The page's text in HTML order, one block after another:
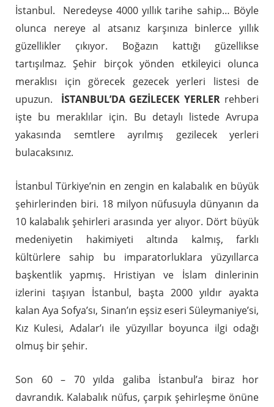
İstanbul. Neredeyse 4000 yıllık tarihe sahip… Böyle
olunca nereye al atsanız karşınıza binlerce yıllık
güzellikler çıkıyor. Boğazın kattığı güzellikse
tartışılmaz. Şehir birçok yönden etkileyici olunca
meraklısı için görecek gezecek yerleri listesi de
upuzun. İSTANBUL’DA GEZİLECEK YERLER rehberi
işte bu meraklılar için. Bu detaylı listede Avrupa
yakasında semtlere ayrılmış gezilecek yerleri
bulacaksınız.
İstanbul Türkiye’nin en zengin en kalabalık en büyük
şehirlerinden biri. 18 milyon nüfusuyla dünyanın da
10 kalabalık şehirleri arasında yer alıyor. Dört büyük
medeniyetin hakimiyeti altında kalmış, farklı
kültürlere sahip bu imparatorluklara yüzyıllarca
başkentlik yapmış. Hristiyan ve İslam dinlerinin
izlerini taşıyan İstanbul, başta 2000 yıldır ayakta
kalan Aya Sofya’sı, Sinan’ın eşsiz eseri Süleymaniye’si,
Kız Kulesi, Adalar’ı ile yüzyıllar boyunca ilgi odağı
olmuş bir şehir.
Son 60 – 70 yılda galiba İstanbul’a biraz hor
davrandık. Kalabalık nüfus, çarpık şehirleşme önüne